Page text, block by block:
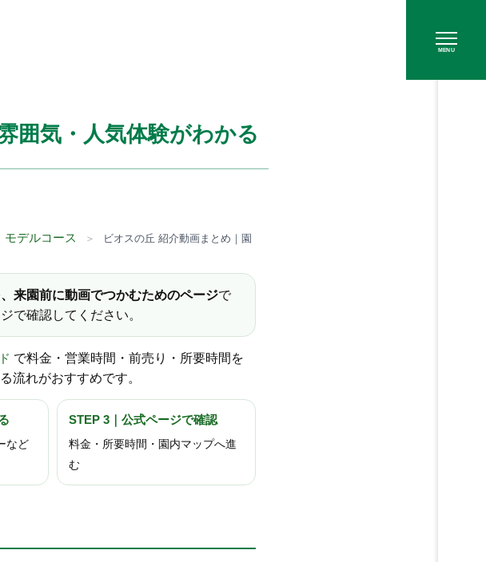
MENU
囲気・人気体験がわかる
モデルコース ＞
ビオスの丘 紹介動画まとめ｜園
来園前に動画でつかむためのページで
で確認してください。
で料金・営業時間・前売り・所要時間を
流れがおすすめです。
など
STEP 3｜公式ページで確認
料金・所要時間・園内マップへ進
む